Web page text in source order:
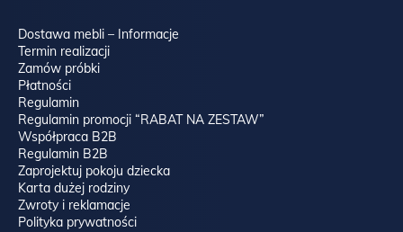
Dostawa mebli – Informacje
Termin realizacji
Zamów próbki
Płatności
Regulamin
Regulamin promocji “RABAT NA ZESTAW”
Współpraca B2B
Regulamin B2B
Zaprojektuj pokoju dziecka
Karta dużej rodziny
Zwroty i reklamacje
Polityka prywatności